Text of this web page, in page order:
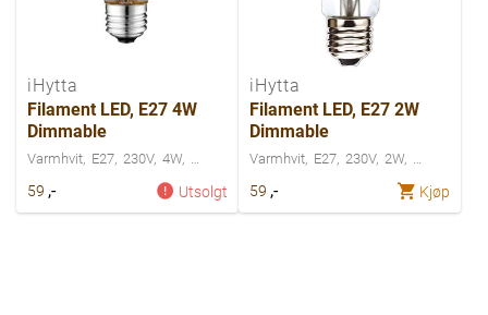
iHytta
Filament LED, E27 4W
Dimmable
Varmhvit E27 230V 4W
59 ,- Utsolgt
iHytta
Filament LED, E27 2W
Dimmable
Varmhvit E27 230V 2W
59 ,- Kjøp